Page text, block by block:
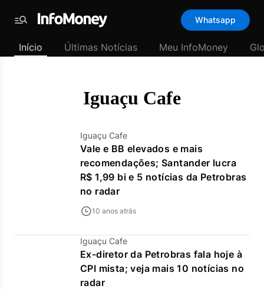
padrão
Últimas
Menu
Whatsapp
Início Últimas Notícias Meu InfoMoney
Iguaçu Cafe
Iguaçu Cafe
Vale e BB elevados e mais
recomendações; Santander lucra
R$ 1,99 bi e 5 notícias da Petrobras
no radar
10 anos atrás
Iguaçu Cafe
Ex-diretor da Petrobras fala hoje à
CPI mista; veja mais 10 notícias no
radar